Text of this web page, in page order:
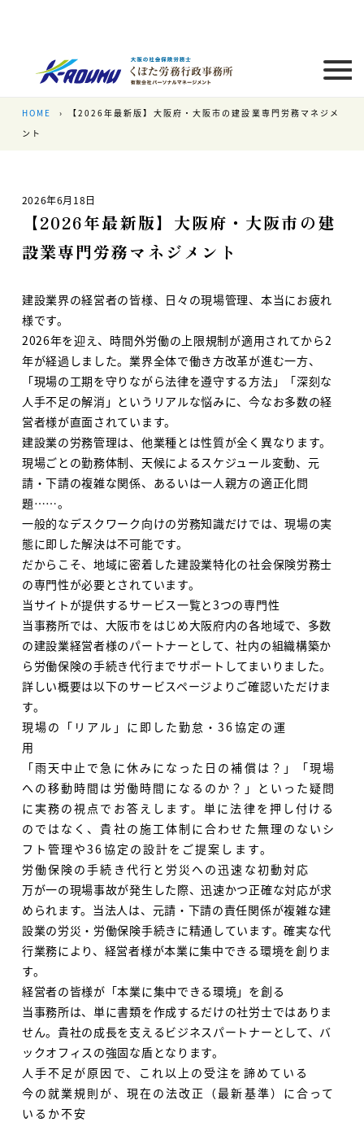
HOME
【2026年最新版】大阪府・大阪市の建設業専門労務マネジメ
ント
2026年6月18日
【2026年最新版】大阪府・大阪市の建
設業専門労務マネジメント
建設業界の経営者の皆様、日々の現場管理、本当にお疲れ
様です。
2026年を迎え、時間外労働の上限規制が適用されてから2
年が経過しました。業界全体で働き方改革が進む一方、
「現場の工期を守りながら法律を遵守する方法」「深刻な
人手不足の解消」というリアルな悩みに、今なお多数の経
営者様が直面されています。
建設業の労務管理は、他業種とは性質が全く異なります。
現場ごとの勤務体制、天候によるスケジュール変動、元
請・下請の複雑な関係、あるいは一人親方の適正化問
題……。
一般的なデスクワーク向けの労務知識だけでは、現場の実
態に即した解決は不可能です。
だからこそ、地域に密着した建設業特化の社会保険労務士
の専門性が必要とされています。
当サイトが提供するサービス一覧と3つの専門性
当事務所では、大阪市をはじめ大阪府内の各地域で、多数
の建設業経営者様のパートナーとして、社内の組織構築か
ら労働保険の手続き代行までサポートしてまいりました。
詳しい概要は以下のサービスページよりご確認いただけま
す。
現場の「リアル」に即した勤怠・36協定の運
「雨天中止で急に休みになった日の補償は？」「現場
への移動時間は労働時間になるのか？」といった疑問
に実務の視点でお答えします。単に法律を押し付ける
のではなく、貴社の施工体制に合わせた無理のないシ
フト管理や36協定の設計をご提案します。
労働保険の手続き代行と労災への迅速な初動対応
万が一の現場事故が発生した際、迅速かつ正確な対応が求
められます。当法人は、元請・下請の責任関係が複雑な建
設業の労災・労働保険手続きに精通しています。確実な代
行業務により、経営者様が本業に集中できる環境を創りま
す。
経営者の皆様が「本業に集中できる環境」を創る
当事務所は、単に書類を作成するだけの社労士ではありま
せん。貴社の成長を支えるビジネスパートナーとして、バ
ックオフィスの強固な盾となります。
人手不足が原因で、これ以上の受注を諦めている
今の就業規則が、現在の法改正（最新基準）に合って
いるか不安